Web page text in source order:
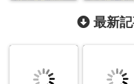
強すぎる理由
法を徹底解
最新記